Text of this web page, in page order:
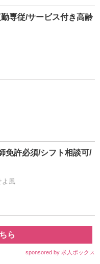
専従/サービス付き高齢
免許必須/シフト相談可/
よ風
ら
sponsored by 求人ボックス